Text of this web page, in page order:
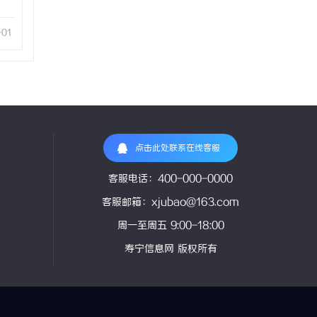
点击此处联系在线客服
客服电话：400-000-0000
客服邮箱：xjubao@163.com
周一至周五 9:00-18:00
寿宁信息网 版权所有